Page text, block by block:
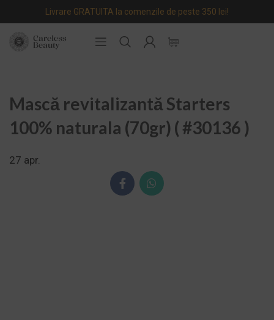
Livrare GRATUITA la comenzile de peste 350 lei!
Mască revitalizantă Starters
100% naturala (70gr) ( #30136 )
27 apr.